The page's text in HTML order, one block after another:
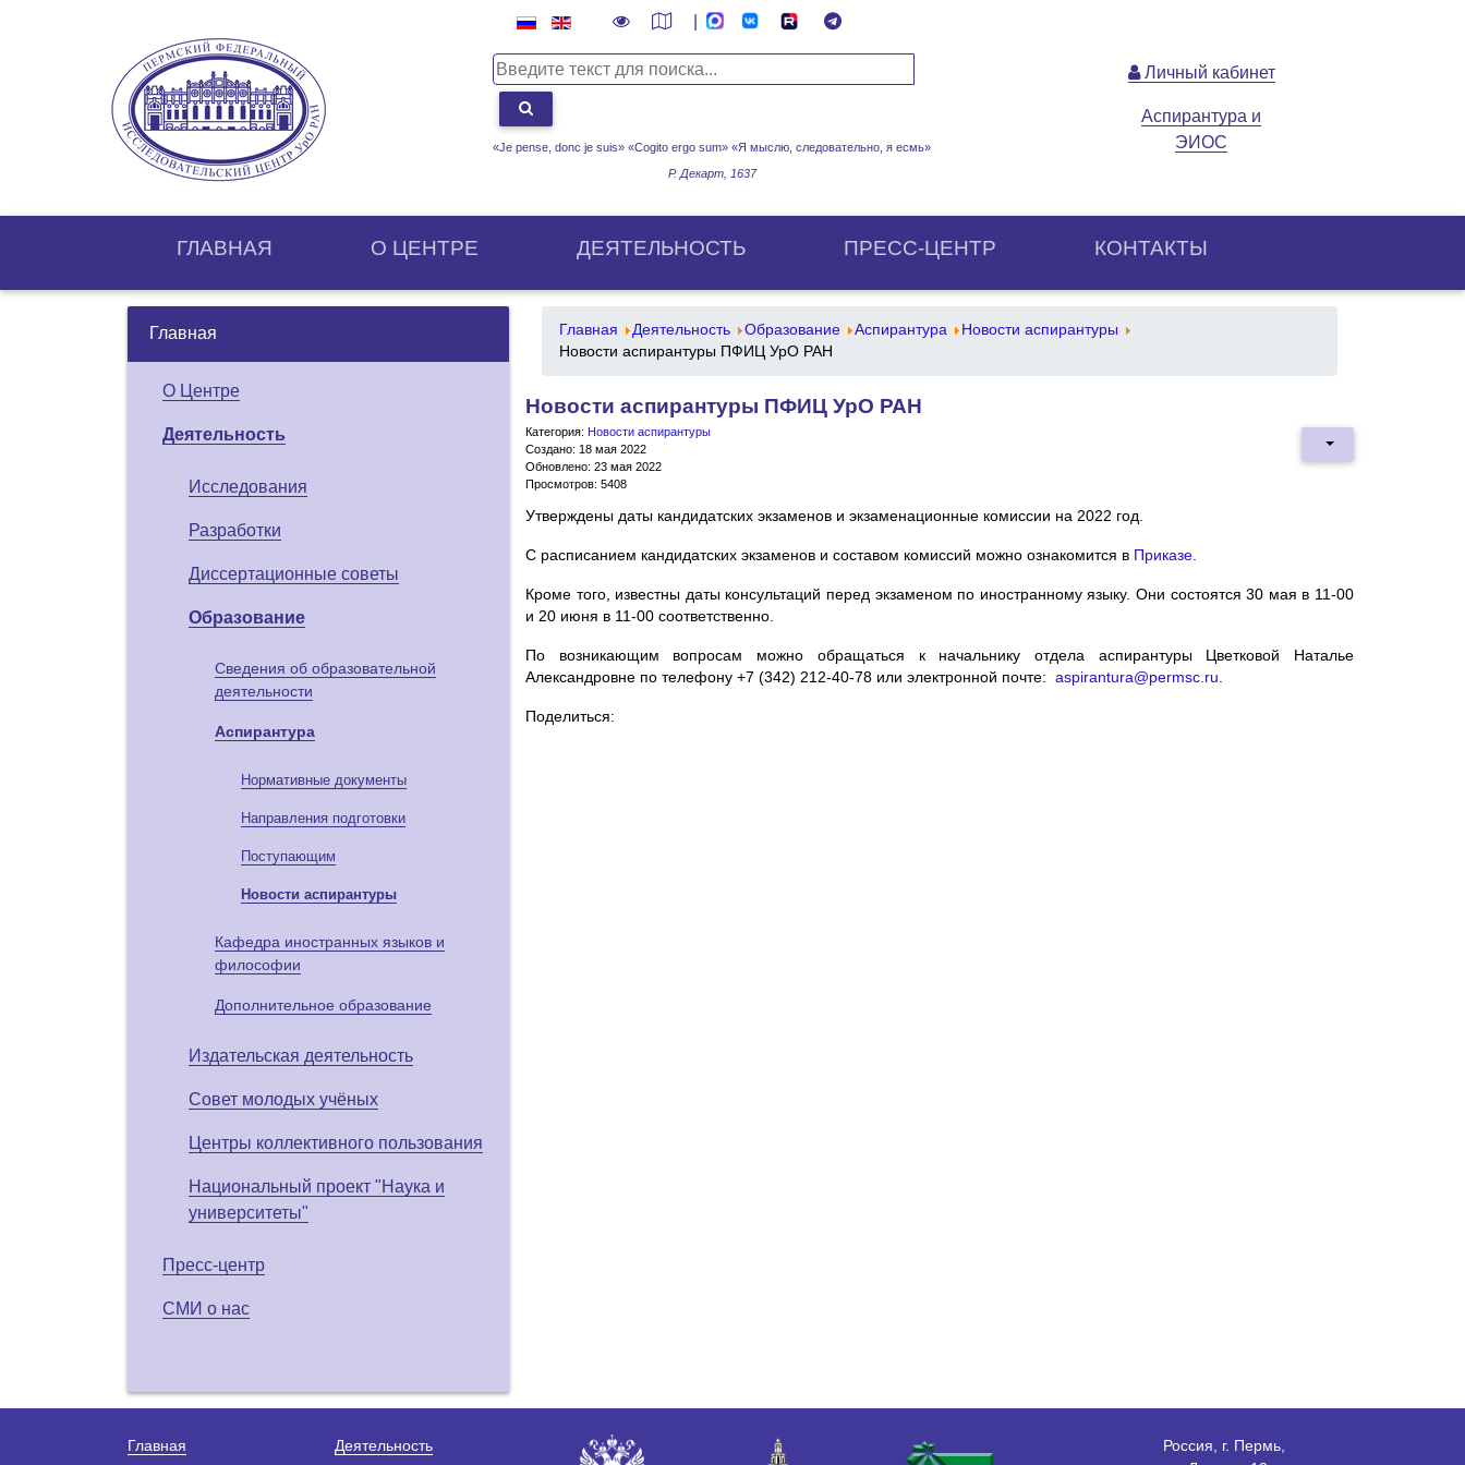
«Je pense, donc je suis» «Cogito ergo sum» «Я мыслю, следовательно, я есмь»
Р. Декарт, 1637
Личный кабинет
Аспирантура и
ЭИОС
ГЛАВНАЯ О ЦЕНТРE ДЕЯТЕЛЬНОСТЬ ПРЕСС-ЦЕНТР КОНТАКТЫ
Главная
О Центре
Деятельность
Исследования
Разработки
Диссертационные советы
Образование
Сведения об образовательной
деятельности
Аспирантура
Нормативные документы
Направления подготовки
Поступающим
Новости аспирантуры
Кафедра иностранных языков и
философии
Дополнительное образование
Издательская деятельность
Совет молодых учёных
Центры коллективного пользования
Национальный проект "Наука и
университеты"
Пресс-центр
СМИ о нас
Главная Деятельность Образование Аспирантура
Новости аспирантуры
Новости аспирантуры ПФИЦ УрО РАН
Новости аспирантуры ПФИЦ УрО РАН
Категория: Новости аспирантуры
Создано: 18 мая 2022
Обновлено: 23 мая 2022
Просмотров: 5408
Утверждены даты кандидатских экзаменов и экзаменационные комиссии на 2022 год.
С расписанием кандидатских экзаменов и составом комиссий можно ознакомится в Приказе
Кроме того, известны даты консультаций перед экзаменом по иностранному языку. Они состоятся 30 мая в 11-00
и 20 июня в 11-00 соответственно.
По возникающим вопросам можно обращаться к начальнику отдела аспирантуры Цветковой Наталье
Александровне по телефону +7 (342) 212-40-78 или электронной почте: aspirantura@permsc.ru
Поделиться:
Главная
Деятельность
Россия, г. Пермь,